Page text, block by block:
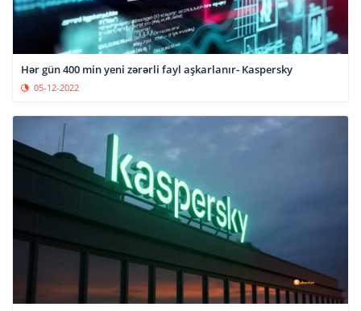
Hər gün 400 min yeni zərərli fayl aşkarlanır- Kaspersky
05-12-2022